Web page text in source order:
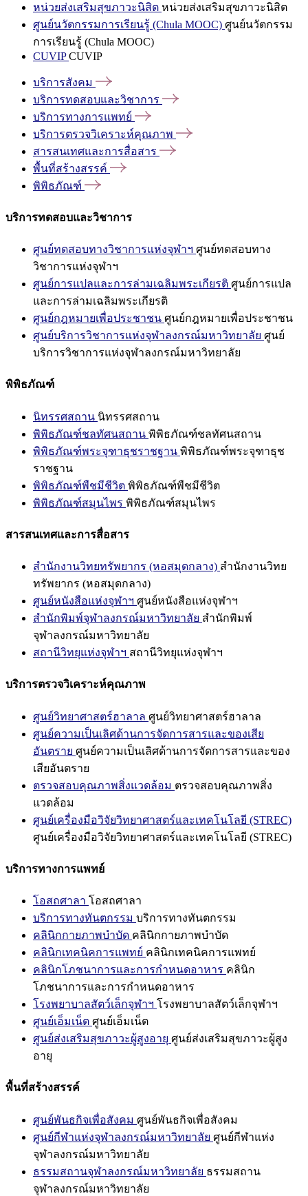
หน่วยส่งเสริมสุขภาวะนิสิต หน่วยส่งเสริมสุขภาวะนิสิต
ศูนย์นวัตกรรมการเรียนรู้ (Chula MOOC) ศูนย์นวัตกรรม
การเรียนรู้ (Chula MOOC)
CUVIPCUVIP
บริการสังคม
บริการทดสอบและวิชาการ
บริการทางการแพทย์
บริการตรวจวิเคราะห์คุณภาพ
สารสนเทศและการสื่อสาร
พื้นที่สร้างสรรค์
พิพิธภัณฑ์
บริการทดสอบและวิชาการ
ศูนย์ทดสอบทางวิชาการแห่งจุฬาฯ ศูนย์ทดสอบทาง
วิชาการแห่งจุฬาฯ
ศูนย์การแปลและการล่ามเฉลิมพระเกียรติ ศูนย์การแปล
และการล่ามเฉลิมพระเกียรติ
ศูนย์กฎหมายเพื่อประชาชน ศูนย์กฎหมายเพื่อประชาชน
ศูนย์บริการวิชาการแห่งจุฬาลงกรณ์มหาวิทยาลัย ศูนย์
บริการวิชาการแห่งจุฬาลงกรณ์มหาวิทยาลัย
พิพิธภัณฑ์
นิทรรศสถาน นิทรรศสถาน
พิพิธภัณฑ์ชลทัศนสถาน พิพิธภัณฑ์ชลทัศนสถาน
พิพิธภัณฑ์พระจุฑาธุชราชฐาน พิพิธภัณฑ์พระจุฑาธุช
ราชฐาน
พิพิธภัณฑ์พืชมีชีวิต พิพิธภัณฑ์พืชมีชีวิต
พิพิธภัณฑ์สมุนไพร พิพิธภัณฑ์สมุนไพร
สารสนเทศและการสื่อสาร
สำนักงานวิทยทรัพยากร (หอสมุดกลาง) สำนักงานวิทย
ทรัพยากร (หอสมุดกลาง)
ศูนย์หนังสือแห่งจุฬาฯ ศูนย์หนังสือแห่งจุฬาฯ
สำนักพิมพ์จุฬาลงกรณ์มหาวิทยาลัย สำนักพิมพ์
จุฬาลงกรณ์มหาวิทยาลัย
สถานีวิทยุแห่งจุฬาฯ สถานีวิทยุแห่งจุฬาฯ
บริการตรวจวิเคราะห์คุณภาพ
ศูนย์วิทยาศาสตร์ฮาลาล ศูนย์วิทยาศาสตร์ฮาลาล
ศูนย์ความเป็นเลิศด้านการจัดการสารและของเสีย
อันตราย ศูนย์ความเป็นเลิศด้านการจัดการสารและของ
เสียอันตราย
ตรวจสอบคุณภาพสิ่งแวดล้อม ตรวจสอบคุณภาพสิ่ง
แวดล้อม
ศูนย์เครื่องมือวิจัยวิทยาศาสตร์และเทคโนโลยี (STREC)
ศูนย์เครื่องมือวิจัยวิทยาศาสตร์และเทคโนโลยี (STREC)
บริการทางการแพทย์
โอสถศาลา โอสถศาลา
บริการทางทันตกรรม บริการทางทันตกรรม
คลินิกกายภาพบำบัด คลินิกกายภาพบำบัด
คลินิกเทคนิคการแพทย์ คลินิกเทคนิคการแพทย์
คลินิกโภชนาการและการกำหนดอาหาร คลินิก
โภชนาการและการกำหนดอาหาร
โรงพยาบาลสัตว์เล็กจุฬาฯ โรงพยาบาลสัตว์เล็กจุฬาฯ
ศูนย์เอ็มเน็ต ศูนย์เอ็มเน็ต
ศูนย์ส่งเสริมสุขภาวะผู้สูงอายุ ศูนย์ส่งเสริมสุขภาวะผู้สูง
อายุ
พื้นที่สร้างสรรค์
ศูนย์พันธกิจเพื่อสังคม ศูนย์พันธกิจเพื่อสังคม
ศูนย์กีฬาแห่งจุฬาลงกรณ์มหาวิทยาลัย ศูนย์กีฬาแห่ง
จุฬาลงกรณ์มหาวิทยาลัย
ธรรมสถานจุฬาลงกรณ์มหาวิทยาลัย ธรรมสถาน
จุฬาลงกรณ์มหาวิทยาลัย